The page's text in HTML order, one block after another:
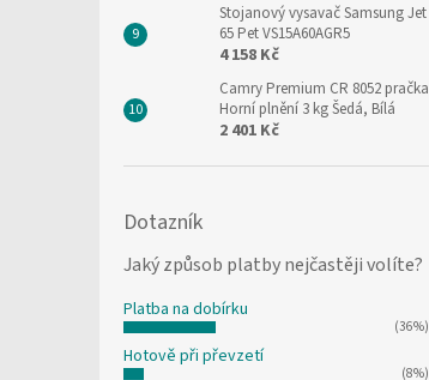
Stojanový vysavač Samsung Jet
65 Pet VS15A60AGR5
4 158 Kč
Camry Premium CR 8052 pračka
Horní plnění 3 kg Šedá, Bílá
2 401 Kč
Dotazník
Jaký způsob platby nejčastěji volíte?
Platba na dobírku
(36%)
Hotově při převzetí
(8%)